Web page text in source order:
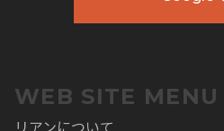
WEB SITE MENU